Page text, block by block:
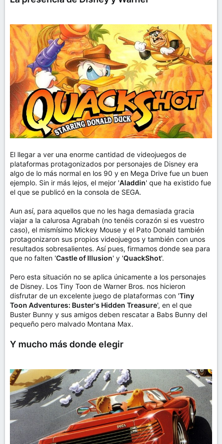
El llegar a ver una enorme cantidad de videojuegos de
plataformas protagonizados por personajes de Disney era
algo de lo más normal en los 90 y en Mega Drive fue un buen
ejemplo. Sin ir más lejos, el mejor 'Aladdin' que ha existido fue
el que se publicó en la consola de SEGA.
Aun así, para aquellos que no les haga demasiada gracia
viajar a la calurosa Agrabah (no tenéis corazón si es vuestro
caso), el mismísimo Mickey Mouse y el Pato Donald también
protagonizaron sus propios videojuegos y también con unos
resultados sobresalientes. Así pues, firmamos donde sea para
que no falten 'Castle of Illusion' y 'QuackShot'.
Pero esta situación no se aplica únicamente a los personajes
de Disney. Los Tiny Toon de Warner Bros. nos hicieron
disfrutar de un excelente juego de plataformas con 'Tiny
Toon Adventures: Buster's Hidden Treasure', en el que
Buster Bunny y sus amigos deben rescatar a Babs Bunny del
pequeño pero malvado Montana Max.
Y mucho más donde elegir